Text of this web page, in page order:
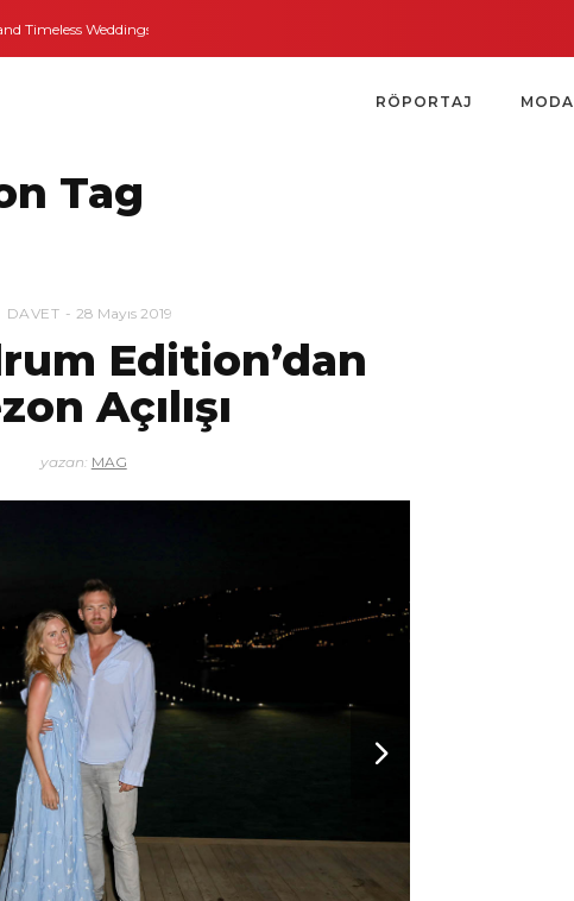
Weddings
RÖPORTAJ MODA
Tag
DAVET 28 Mayıs 2019
Edition’dan
Açılışı
yazan: MAG